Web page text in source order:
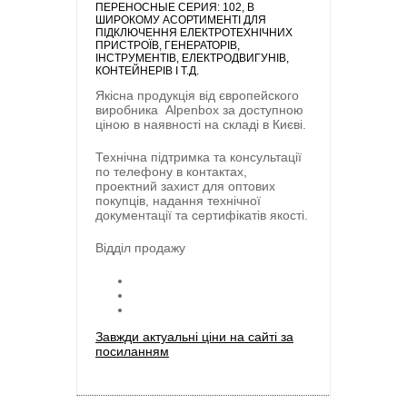
ПЕРЕНОСНЫЕ CЕРИЯ: 102, В
ШИРОКОМУ АСОРТИМЕНТІ ДЛЯ
ПІДКЛЮЧЕННЯ ЕЛЕКТРОТЕХНІЧНИХ
ПРИСТРОЇВ, ГЕНЕРАТОРІВ,
ІНСТРУМЕНТІВ, ЕЛЕКТРОДВИГУНІВ,
КОНТЕЙНЕРІВ І Т.Д.
Якісна продукція від європейского
виробника Alpenbox за доступною
ціною в наявності на складі в Києві.
Технічна підтримка та консультації
по телефону в контактах,
проектний захист для оптових
покупців, надання технічної
документації та сертифікатів якості.
Відділ продажу
Завжди актуальні ціни на сайті за
посиланням